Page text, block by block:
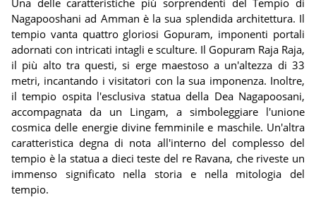
Una delle caratteristiche più sorprendenti del Tempio di
Nagapooshani ad Amman è la sua splendida architettura. Il
tempio vanta quattro gloriosi Gopuram, imponenti portali
adornati con intricati intagli e sculture. Il Gopuram Raja Raja,
il più alto tra questi, si erge maestoso a un'altezza di 33
metri, incantando i visitatori con la sua imponenza. Inoltre,
il tempio ospita l'esclusiva statua della Dea Nagapoosani,
accompagnata da un Lingam, a simboleggiare l'unione
cosmica delle energie divine femminile e maschile. Un'altra
caratteristica degna di nota all'interno del complesso del
tempio è la statua a dieci teste del re Ravana, che riveste un
immenso significato nella storia e nella mitologia del
tempio.